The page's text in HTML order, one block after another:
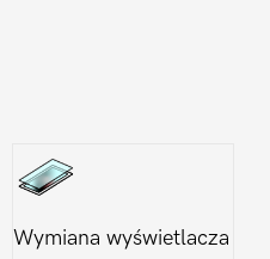
Wymiana wyświetlacza